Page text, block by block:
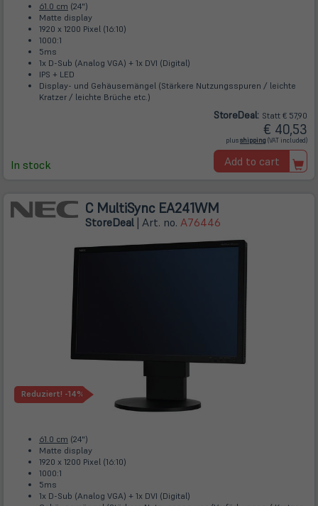
61.0 cm (24")
Matte display
1920 x 1200 Pixel (16:10)
1000:1
5ms
1x D-Sub (Analog VGA) + 1x DVI (Digital)
IPS + LED
Display- und Gehäusemängel (Stärkere Nutzungsspuren / leichte
Kratzer / leichte Brüche etc.)
In stock
StoreDeal: Statt € 57,90
€ 40,53
plusshipping (öffnet
in
neuem
Tab)
(VAT included)
Add to cart
C MultiSync EA241WM
StoreDeal | Art. no. A76446
Reduziert! -14%
61.0 cm (24")
Matte display
1920 x 1200 Pixel (16:10)
1000:1
5ms
1x D-Sub (Analog VGA) + 1x DVI (Digital)